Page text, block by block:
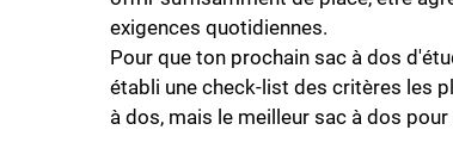
exigences quotidiennes.
Pour que ton prochain sac à dos
établi une check-list des critères les
à dos, mais le meilleur sac à dos